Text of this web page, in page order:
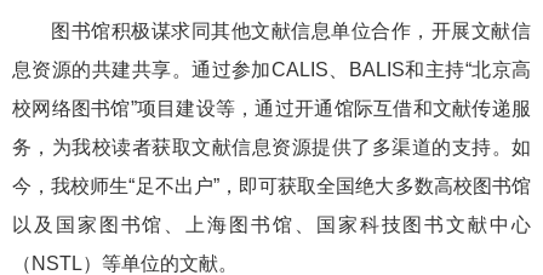
图书馆积极谋求同其他文献信息单位合作，开展文献信
息资源的共建共享。通过参加CALIS、BALIS和主持“北京高
校网络图书馆”项目建设等，通过开通馆际互借和文献传递服
务，为我校读者获取文献信息资源提供了多渠道的支持。如
今，我校师生“足不出户”，即可获取全国绝大多数高校图书馆
以及国家图书馆、上海图书馆、国家科技图书文献中心
（NSTL）等单位的文献。